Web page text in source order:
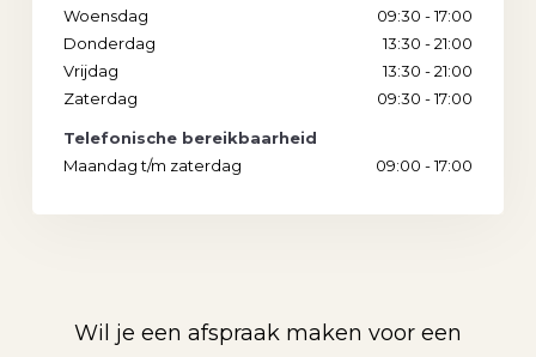
Woensdag
09:30 - 17:00
Donderdag
13:30 - 21:00
Vrijdag
13:30 - 21:00
Zaterdag
09:30 - 17:00
Telefonische bereikbaarheid
Maandag t/m zaterdag
09:00 - 17:00
Wil je een afspraak maken voor een